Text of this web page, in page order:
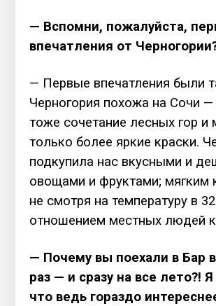
— Вспомни, пожалуйста,
впечатления от
— Первые впечатления были
Черногория похожа на Сочи —
тоже сочетание лесных гор и
только более яркие краски.
подкупила нас вкусными и
овощами и фруктами; мягким
не смотря на температуру в
отношением местных людей
— Почему вы поехали в Бар
раз — и сразу на все лето?!
что ведь гораздо